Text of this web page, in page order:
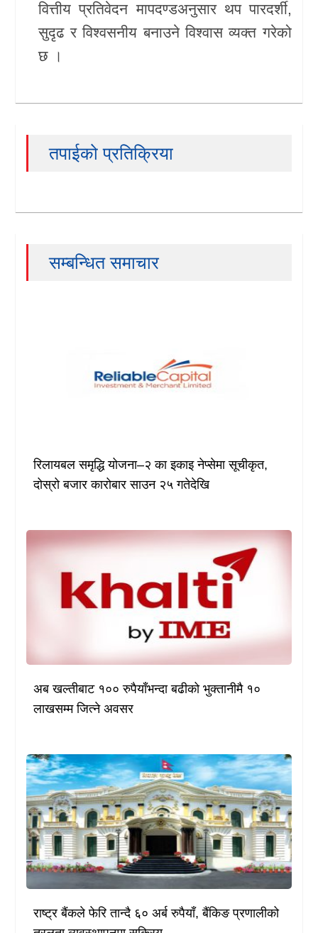
वित्तीय प्रतिवेदन मापदण्डअनुसार थप पारदर्शी,
सुदृढ र विश्वसनीय बनाउने विश्वास व्यक्त गरेको
छ ।
तपाईको प्रतिक्रिया
सम्बन्धित समाचार
रिलायबल समृद्धि योजना–२ का इकाइ नेप्सेमा सूचीकृत,
दोस्रो बजार कारोबार साउन २५ गतेदेखि
अब खल्तीबाट १०० रुपैयाँभन्दा बढीको भुक्तानीमै १०
लाखसम्म जित्ने अवसर
राष्ट्र बैंकले फेरि तान्दै ६० अर्ब रुपैयाँ, बैंकिङ प्रणालीको